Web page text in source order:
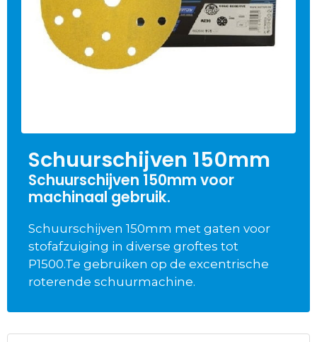
Schuurschijven 150mm
Schuurschijven 150mm voor
machinaal gebruik.
Schuurschijven 150mm met gaten voor
stofafzuiging in diverse groftes tot
P1500.Te gebruiken op de excentrische
roterende schuurmachine.